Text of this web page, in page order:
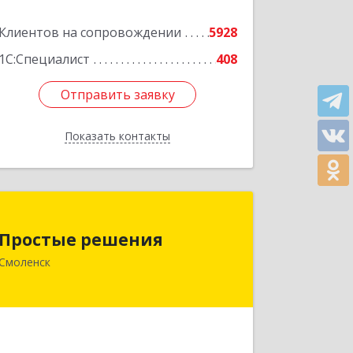
Клиентов на сопровождении
5928
1С:Специалист
408
Отправить заявку
Показать контакты
Отправить заявку
Назад
Простые решения
214015, Смоленская обл, Смоленск г,
Большая Краснофлотская ул, дом №